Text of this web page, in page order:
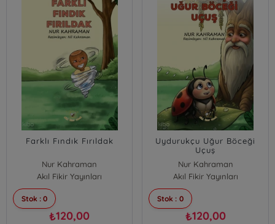
Farklı Fındık Fırıldak
Nur Kahraman
Akıl Fikir Yayınları
Stok : 0
₺120,00
Uydurukçu Uğur Böceği
Uçuş
Nur Kahraman
Akıl Fikir Yayınları
Stok : 0
₺120,00